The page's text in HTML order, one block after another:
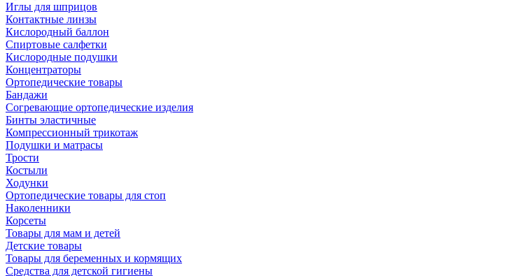
Иглы для шприцов
Контактные линзы
Кислородный баллон
Спиртовые салфетки
Кислородные подушки
Концентраторы
Ортопедические товары
Бандажи
Согревающие ортопедические изделия
Бинты эластичные
Компрессионный трикотаж
Подушки и матрасы
Трости
Костыли
Ходунки
Ортопедические товары для стоп
Наколенники
Корсеты
Товары для мам и детей
Детские товары
Товары для беременных и кормящих
Средства для детской гигиены